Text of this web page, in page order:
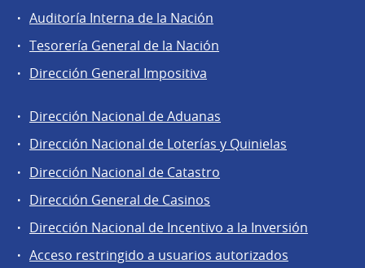
Auditoría Interna de la Nación
Tesorería General de la Nación
Dirección General Impositiva
Áreas
de
la
Dirección
General
de
Dirección Nacional de Aduanas
Dirección Nacional de Loterías y Quinielas
Dirección Nacional de Catastro
Dirección General de Casinos
Dirección Nacional de Incentivo a la Inversión
Acceso restringido a usuarios autorizados